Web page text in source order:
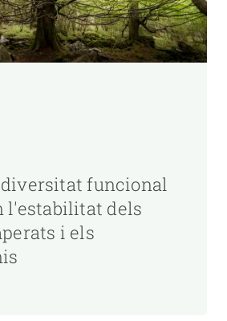
funcional
l'estabilitat dels
i els